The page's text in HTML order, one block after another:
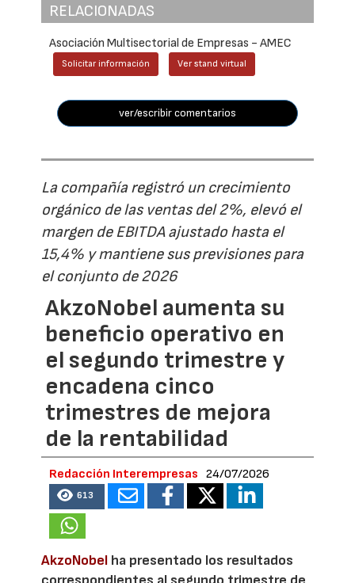
RELACIONADAS
Asociación Multisectorial de Empresas - AMEC
Solicitar información Ver stand virtual
ver/escribir comentarios
La compañía registró un crecimiento
orgánico de las ventas del 2%, elevó el
margen de EBITDA ajustado hasta el
15,4% y mantiene sus previsiones para
el conjunto de 2026
AkzoNobel aumenta su
beneficio operativo en
el segundo trimestre y
encadena cinco
trimestres de mejora
de la rentabilidad
Redacción Interempresas 24/07/2026
613
AkzoNobel ha presentado los resultados